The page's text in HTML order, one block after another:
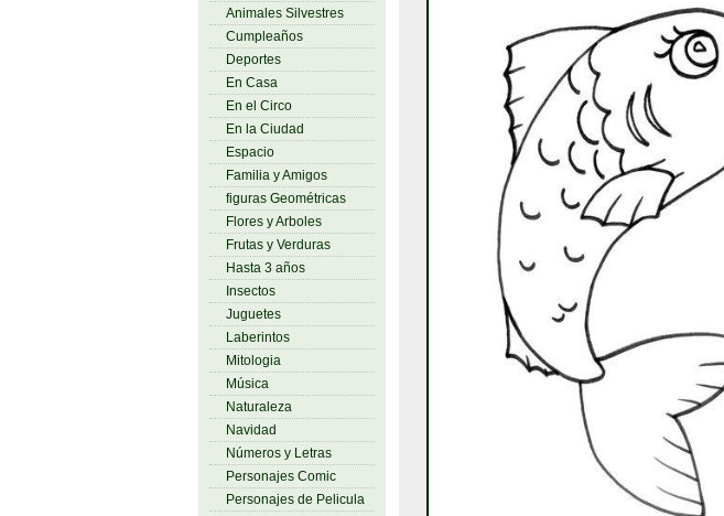
Animales Silvestres
Cumpleaños
Deportes
En Casa
En el Circo
En la Ciudad
Espacio
Familia y Amigos
figuras Geométricas
Flores y Arboles
Frutas y Verduras
Hasta 3 años
Insectos
Juguetes
Laberintos
Mitologia
Música
Naturaleza
Navidad
Números y Letras
Personajes Comic
Personajes de Pelicula